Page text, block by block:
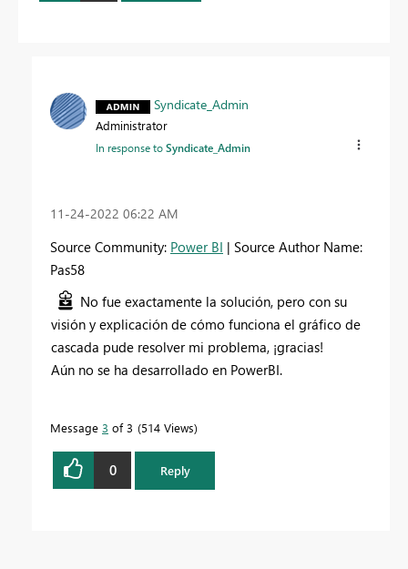
Syndicate_Admin
Administrator
In response toSyndicate_Admin
‎11-24-2022 06:22 AM
Source Community: Power BI | Source Author Name:
Pas58
No fue exactamente la solución, pero con su
visión y explicación de cómo funciona el gráfico de
cascada pude resolver mi problema, ¡gracias!
Aún no se ha desarrollado en PowerBI.
Message 3 of 3 514 Views
0 Reply